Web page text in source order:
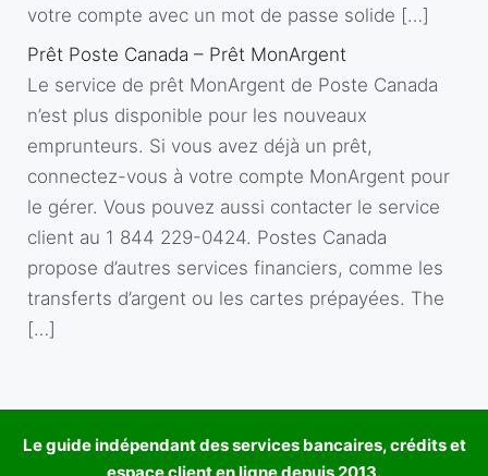
votre compte avec un mot de passe solide […]
Prêt Poste Canada – Prêt MonArgent
Le service de prêt MonArgent de Poste Canada
n’est plus disponible pour les nouveaux
emprunteurs. Si vous avez déjà un prêt,
connectez-vous à votre compte MonArgent pour
le gérer. Vous pouvez aussi contacter le service
client au 1 844 229-0424. Postes Canada
propose d’autres services financiers, comme les
transferts d’argent ou les cartes prépayées. The
[…]
Le guide indépendant des services bancaires, crédits et